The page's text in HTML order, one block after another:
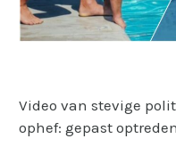
Video van stevige
ophef: gepast